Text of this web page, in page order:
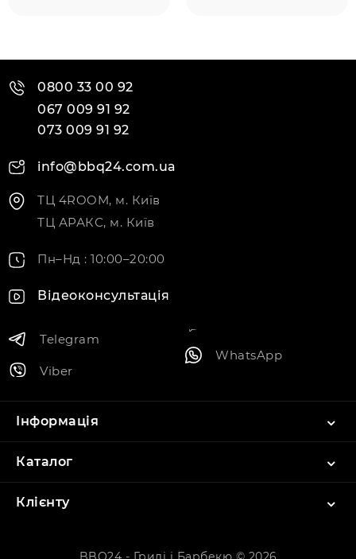
0800 33 00 92
067 009 91 92
073 009 91 92
info@bbq24.com.ua
ТЦ 4ROOM, м. Київ
ТЦ АРАКС, м. Київ
Пн–Нд : 10:00–20:00
Відеоконсультація
Telegram
Viber
WhatsApp
Інформація
Каталог
Клієнту